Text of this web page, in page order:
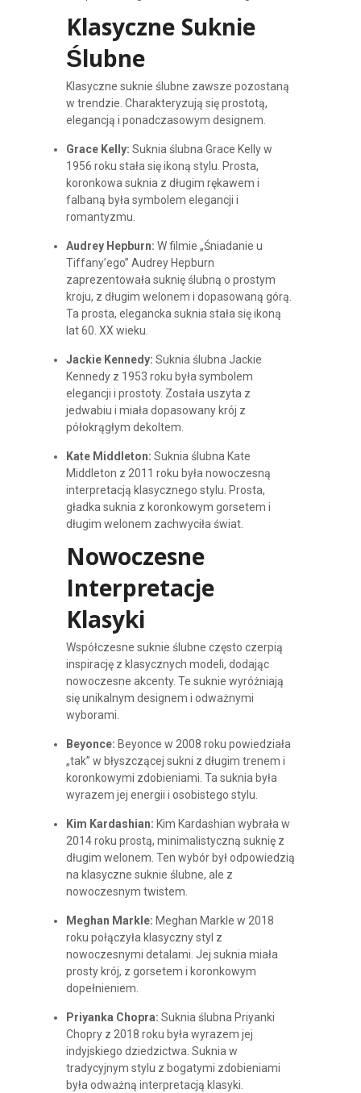
Klasyczne Suknie
Ślubne
Klasyczne suknie ślubne zawsze pozostaną
w trendzie. Charakteryzują się prostotą,
elegancją i ponadczasowym designem.
Grace Kelly: Suknia ślubna Grace Kelly w
1956 roku stała się ikoną stylu. Prosta,
koronkowa suknia z długim rękawem i
falbaną była symbolem elegancji i
romantyzmu.
Audrey Hepburn: W filmie „Śniadanie u
Tiffany’ego” Audrey Hepburn
zaprezentowała suknię ślubną o prostym
kroju, z długim welonem i dopasowaną górą.
Ta prosta, elegancka suknia stała się ikoną
lat 60. XX wieku.
Jackie Kennedy: Suknia ślubna Jackie
Kennedy z 1953 roku była symbolem
elegancji i prostoty. Została uszyta z
jedwabiu i miała dopasowany krój z
półokrągłym dekoltem.
Kate Middleton: Suknia ślubna Kate
Middleton z 2011 roku była nowoczesną
interpretacją klasycznego stylu. Prosta,
gładka suknia z koronkowym gorsetem i
długim welonem zachwyciła świat.
Nowoczesne
Interpretacje
Klasyki
Współczesne suknie ślubne często czerpią
inspirację z klasycznych modeli, dodając
nowoczesne akcenty. Te suknie wyróżniają
się unikalnym designem i odważnymi
wyborami.
Beyonce: Beyonce w 2008 roku powiedziała
„tak” w błyszczącej sukni z długim trenem i
koronkowymi zdobieniami. Ta suknia była
wyrazem jej energii i osobistego stylu.
Kim Kardashian: Kim Kardashian wybrała w
2014 roku prostą, minimalistyczną suknię z
długim welonem. Ten wybór był odpowiedzią
na klasyczne suknie ślubne, ale z
nowoczesnym twistem.
Meghan Markle: Meghan Markle w 2018
roku połączyła klasyczny styl z
nowoczesnymi detalami. Jej suknia miała
prosty krój, z gorsetem i koronkowym
dopełnieniem.
Priyanka Chopra: Suknia ślubna Priyanki
Chopry z 2018 roku była wyrazem jej
indyjskiego dziedzictwa. Suknia w
tradycyjnym stylu z bogatymi zdobieniami
była odważną interpretacją klasyki.